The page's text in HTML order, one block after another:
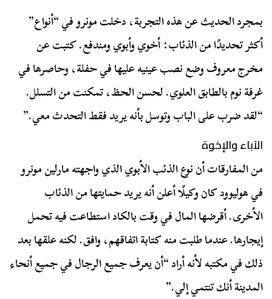
بمجرد الحديث عن هذه التجربة، دخلت مونرو في “أنواع”
أكثر تحديدًا من الذئاب: أخوي وأبوي ومندفع. كتبت عن
مخرج معروف وضع نصب عينيه عليها في حفلة، وحاصرها في
غرفة نوم بالطابق العلوي. لحسن الحظ، تمكنت من التسلل.
“لقد ضرب على الباب وتوسل بأنه يريد فقط التحدث معي.”
الآباء والإخوة
من المفارقات أن نوع الذئب الأبوي الذي واجهته مارلين مونرو
في هوليوود كان وكيلًا أعلن أنه يريد حمايتها من الذئاب
الأخرى. أقرضها المال في وقت بالكاد استطاعت فيه تحمل
إيجارها. عندما طلبت منه كتابة اتفاقهم، وافق. لكنه علقها بعد
ذلك في مكتبه لأنه أراد “أن يعرف جميع الرجال في جميع أنحاء
المدينة أنك تنتمي إلي.”